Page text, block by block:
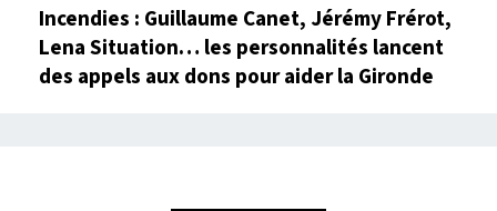
Incendies : Guillaume Canet, Jérémy Frérot,
Lena Situation… les personnalités lancent
des appels aux dons pour aider la Gironde